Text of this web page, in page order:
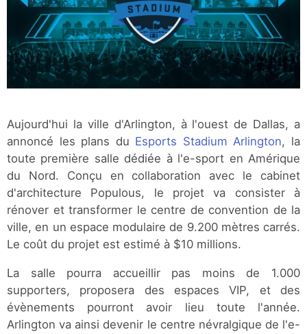
Aujourd'hui la ville d'Arlington, à l'ouest de Dallas, a
annoncé les plans du Esports Stadium Arlington, la
toute première salle dédiée à l'e-sport en Amérique
du Nord. Conçu en collaboration avec le cabinet
d'architecture Populous, le projet va consister à
rénover et transformer le centre de convention de la
ville, en un espace modulaire de 9.200 mètres carrés.
Le coût du projet est estimé à $10 millions.
La salle pourra accueillir pas moins de 1.000
supporters, proposera des espaces VIP, et des
évènements pourront avoir lieu toute l'année.
Arlington va ainsi devenir le centre névralgique de l'e-